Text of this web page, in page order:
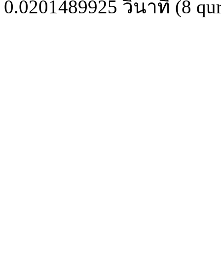
0.0201489925 วินาที (8